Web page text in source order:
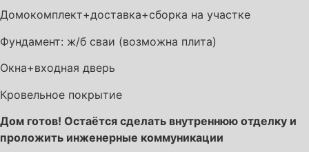
Домокомплект+доставка+сборка на участке
Фундамент: ж/б сваи (возможна плита)
Окна+входная дверь
Кровельное покрытие
Дом готов! Остаётся сделать внутреннюю отделку и
проложить инженерные коммуникации